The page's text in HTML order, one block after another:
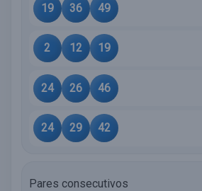
19 36 49
2 12 19
24 26 46
24 29 42
Pares consecutivos